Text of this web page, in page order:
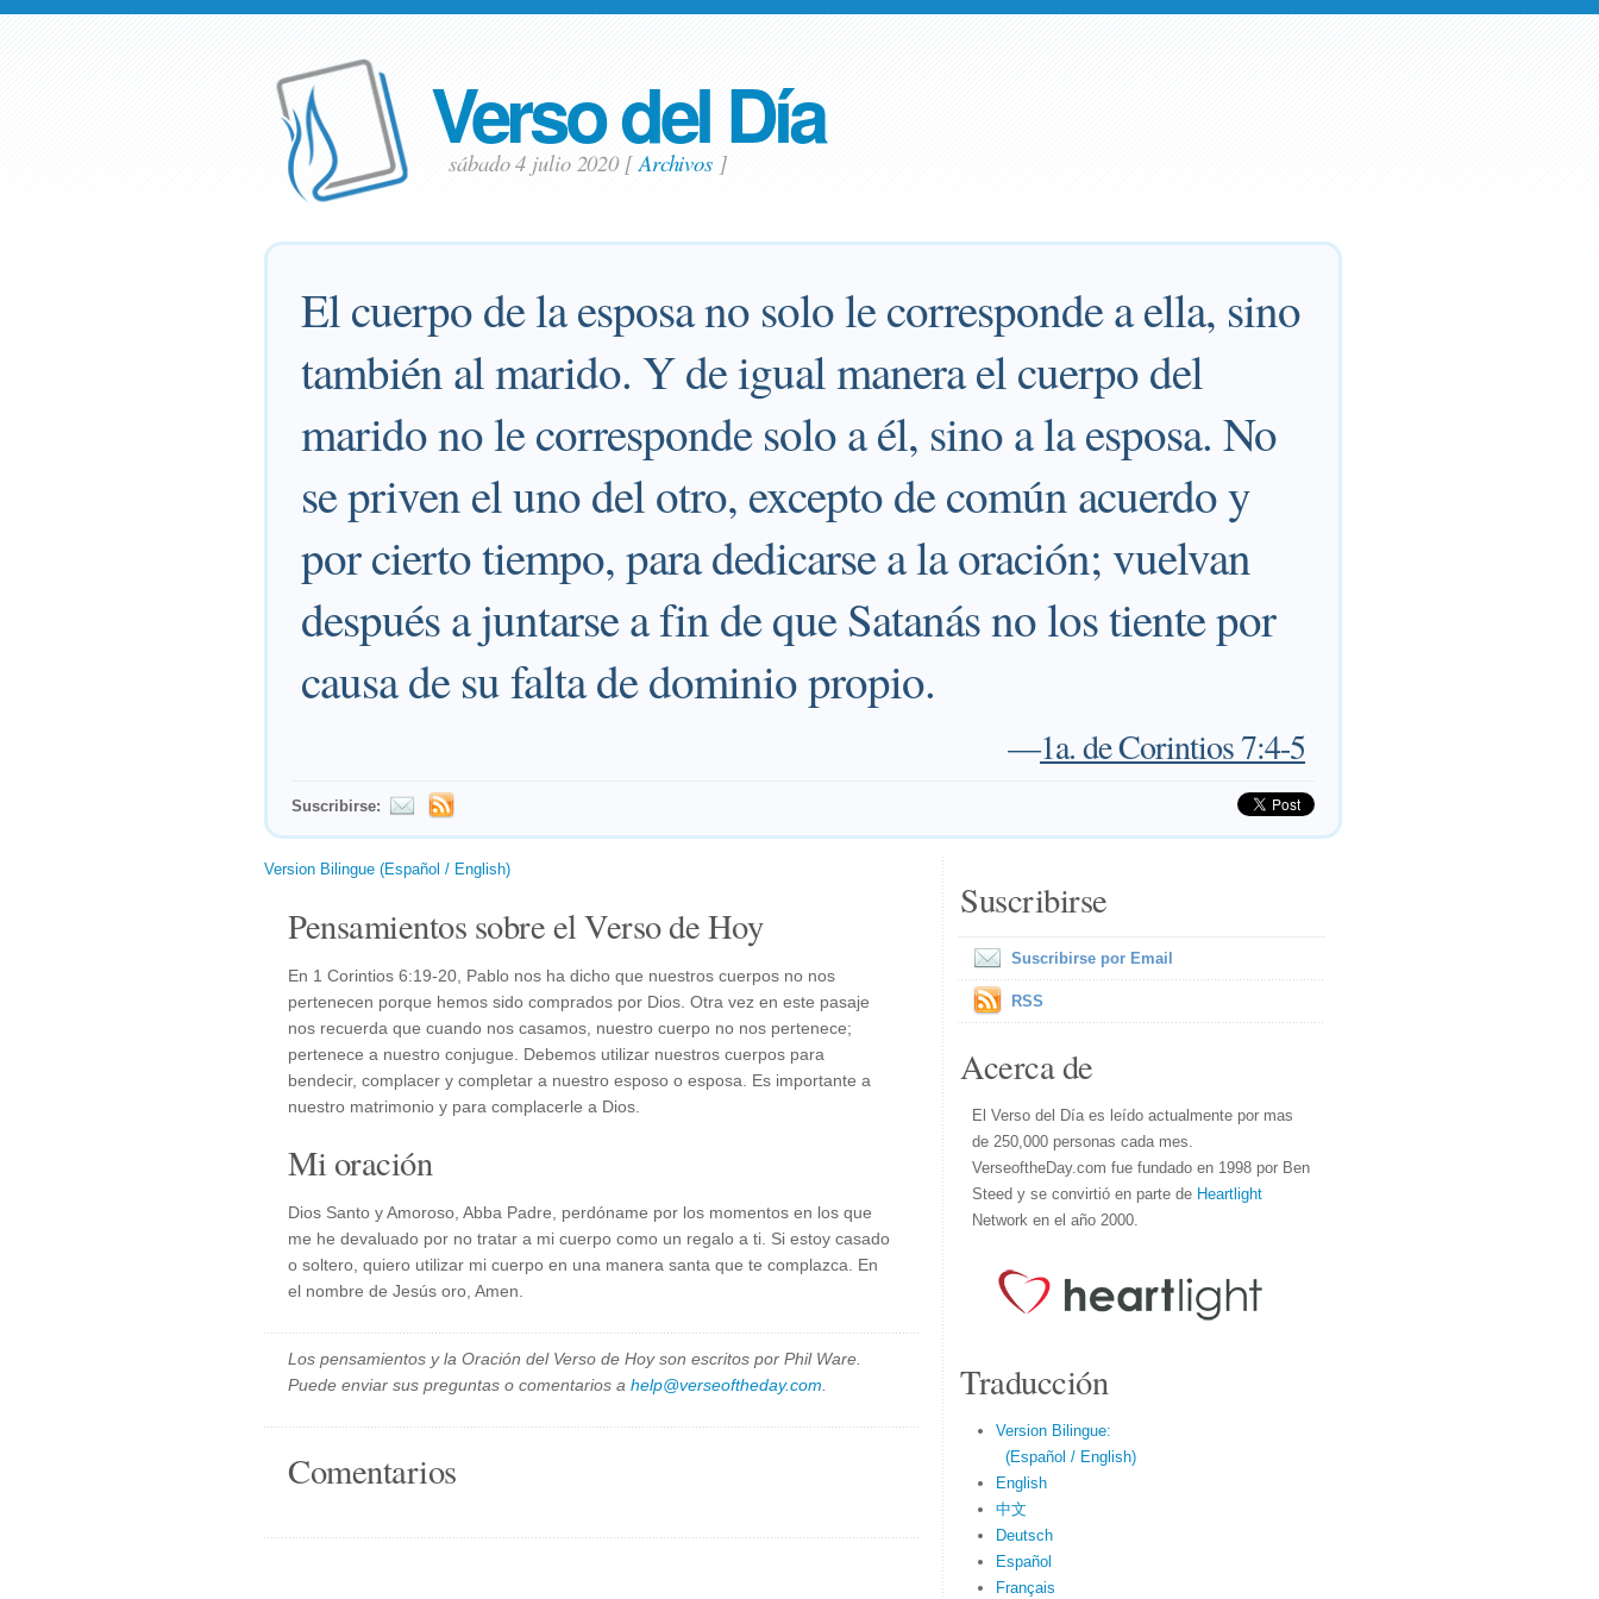
Verso del Día
sábado 4 julio 2020 [Archivos ]
El cuerpo de la esposa no solo le corresponde a ella, sino
también al marido. Y de igual manera el cuerpo del
marido no le corresponde solo a él, sino a la esposa. No
se priven el uno del otro, excepto de común acuerdo y
por cierto tiempo, para dedicarse a la oración; vuelvan
después a juntarse a fin de que Satanás no los tiente por
causa de su falta de dominio propio.
—1a. de Corintios 7:4-5
Suscribirse:
Version Bilingue (Español / English)
Pensamientos sobre el Verso de Hoy
En 1 Corintios 6:19-20, Pablo nos ha dicho que nuestros cuerpos no nos
pertenecen porque hemos sido comprados por Dios. Otra vez en este pasaje
nos recuerda que cuando nos casamos, nuestro cuerpo no nos pertenece;
pertenece a nuestro conjugue. Debemos utilizar nuestros cuerpos para
bendecir, complacer y completar a nuestro esposo o esposa. Es importante a
nuestro matrimonio y para complacerle a Dios.
Mi oración
Dios Santo y Amoroso, Abba Padre, perdóname por los momentos en los que
me he devaluado por no tratar a mi cuerpo como un regalo a ti. Si estoy casado
o soltero, quiero utilizar mi cuerpo en una manera santa que te complazca. En
el nombre de Jesús oro, Amen.
Los pensamientos y la Oración del Verso de Hoy son escritos por Phil Ware.
Puede enviar sus preguntas o comentarios a help@verseoftheday.com
Comentarios
Suscribirse
Suscribirse por Email
RSS
Acerca de
El Verso del Día es leído actualmente por mas
de 250,000 personas cada mes.
VerseoftheDay.com fue fundado en 1998 por Ben
Steed y se convirtió en parte de Heartlight
Network en el año 2000.
Traducción
Version Bilingue:
(Español / English)
English
中文
Deutsch
Español
Français